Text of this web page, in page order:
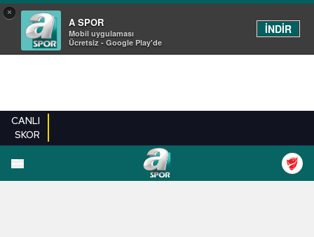
×
A SPOR
Mobil uygulaması
Ücretsiz - Google Play'de
İNDİR
CANLI
SKOR